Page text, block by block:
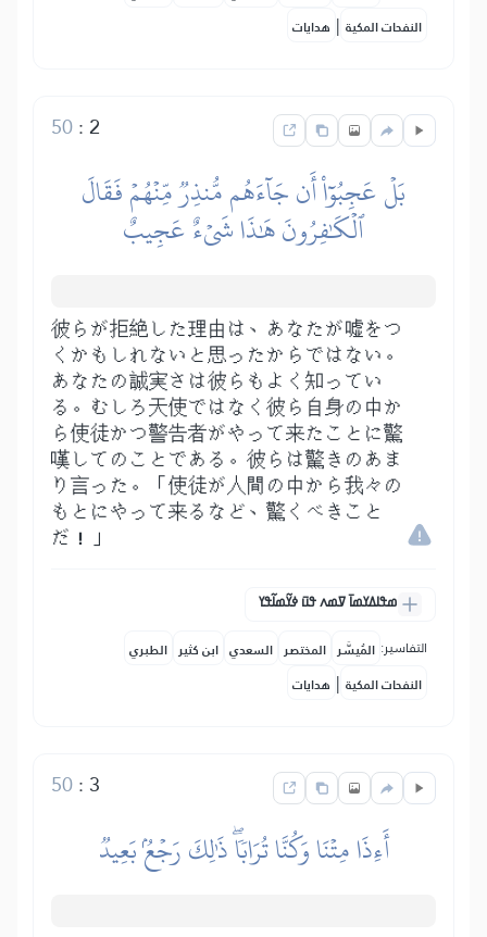
النفحات المكية | هدايات
2
:
50
بَلۡ عَجِبُوٓاْ أَن جَآءَهُم مُّنذِرٞ مِّنۡهُمۡ فَقَالَ
ٱلۡكَٰفِرُونَ هَٰذَا شَيۡءٌ عَجِيبٌ
彼らが拒絶した理由は、あなたが嘘をつ
くかもしれないと思ったからではない。
あなたの誠実さは彼らもよく知ってい
る。むしろ天使ではなく彼ら自身の中か
ら使徒かつ警告者がやって来たことに驚
嘆してのことである。彼らは驚きのあま
り言った。「使徒が人間の中から我々の
もとにやって来るなど、驚くべきこと
だ！」
ߘߟߊߡߌߘߊ߫ ߜߘߍ ߟߎ߫ ߦߌ߬ߘߊ߬ߟߌ
التفاسير: المُيسَّر المختصر السعدي ابن كثير الطبري
النفحات المكية | هدايات
3
:
50
أَءِذَا مِتۡنَا وَكُنَّا تُرَابٗاۖ ذَٰلِكَ رَجۡعُۢ بَعِيدٞ